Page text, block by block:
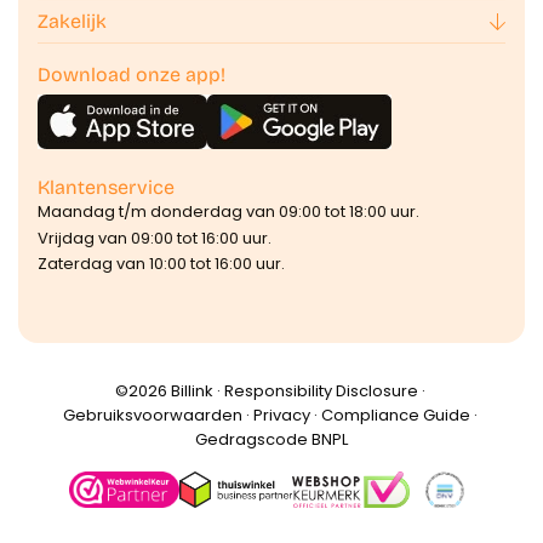
Zakelijk
Download onze app!
Klantenservice
Maandag t/m donderdag van 09:00 tot 18:00 uur.
Vrijdag van 09:00 tot 16:00 uur.
Zaterdag van 10:00 tot 16:00 uur.
©️2026 Billink · Responsibility Disclosure ·
Gebruiksvoorwaarden · Privacy· Compliance Guide ·
Gedragscode BNPL